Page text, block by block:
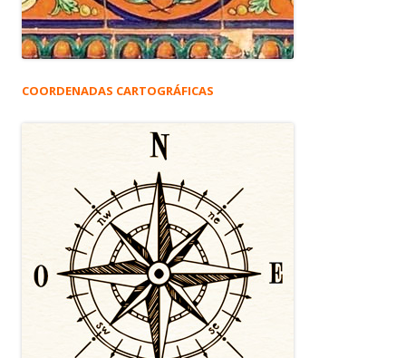
COORDENADAS CARTOGRÁFICAS